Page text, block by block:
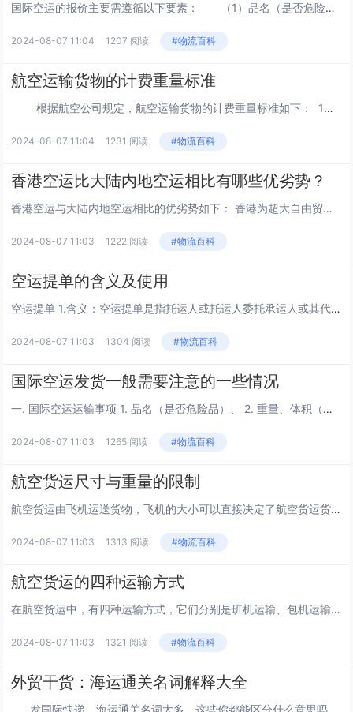
国际空运的报价主要需遵循以下要素： （1）品名（是否危险品或者特殊物品）； ...
2024-08-07 11:04 1207 阅读 #物流百科
航空运输货物的计费重量标准
根据航空公司规定，航空运输货物的计费重量标准如下： 1、在货物体积小重量大时，计费重按实际重量计算； 2、在货物体积大重量小时，按体积重计算（体积重比实际重大...
2024-08-07 11:04 1231 阅读 #物流百科
香港空运比大陆内地空运相比有哪些优劣势？
香港空运与大陆内地空运相比的优劣势如下： 香港为超大自由贸易港，且香港机场是全球最大的机场，限制少、范围广、货机多，现有78家航空公司，每天有100多航班，在保证舱位及服务水平等方面，都是国际空运首选。但成本通常比国内航班略...
2024-08-07 11:03 1222 阅读 #物流百科
空运提单的含义及使用
空运提单 1.含义：空运提单是指托运人或托运人委托承运人或其代理人填制的，托运人和承运人之间为在承运人航线上承运托运人货物所订立运输契约的凭证。 2.作用： <1>是承运人与托运人之间缔结航空货物运输合同...
2024-08-07 11:03 1304 阅读 #物流百科
国际空运发货一般需要注意的一些情况
一. 国际空运运输事项 1. 品名（是否危险品）、 2. 重量、体积（尺寸大小） 3. 包装（是否木箱，有无托盘） 4. 目的机场（是否基本点） 5. 要求时间（直飞或转...
2024-08-07 11:03 1265 阅读 #物流百科
航空货运尺寸与重量的限制
航空货运由飞机运送货物，飞机的大小可以直接决定了航空货运货物的尺寸与重量的大小。根据航班机型及始发站、中转站和目的站机场的设备条件、装卸能力确定可收运货的最大重量和尺寸。 1、非宽体飞机（座位在200个以内，通道也只是单通道...
2024-08-07 11:03 1313 阅读 #物流百科
航空货运的四种运输方式
在航空货运中，有四种运输方式，它们分别是班机运输、包机运输、集中托运和航空快递，而前3中属于传统的航空货运业务。 第一种：班机运输 班机运输(Scheduled Airline)指具有固定开航时间、航线和停靠航站的飞...
2024-08-07 11:03 1321 阅读 #物流百科
外贸干货：海运通关名词解释大全